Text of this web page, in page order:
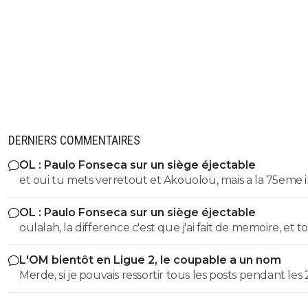
DERNIERS COMMENTAIRES
OL : Paulo Fonseca sur un siège éjectable
et oui tu mets verretout et Akouolou, mais a la 75eme
sont plus sur le terrain et tu es en position de qualifié
OL : Paulo Fonseca sur un siège éjectable
oulalah, la difference c'est que j'ai fait de memoire, et
été vérifier. 55eme donc 35 au lieu de 25, et 19eme
au lieu de 75, quel mensonge. Avocat, tu serais commis
d'office, un avocat à 2 balles. Et en plus ce n'est pas si
L'OM bientôt en Ligue 2, le coupable a un nom
Merde, si je pouvais ressortir tous les posts pendant les